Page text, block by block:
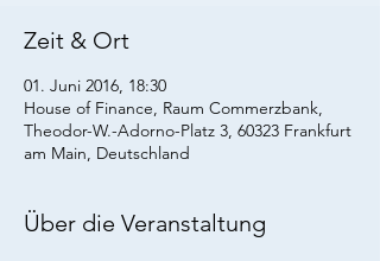
Zeit & Ort
01. Juni 2016, 18:30
House of Finance, Raum Commerzbank,
Theodor-W.-Adorno-Platz 3, 60323 Frankfurt
am Main, Deutschland
Über die Veranstaltung